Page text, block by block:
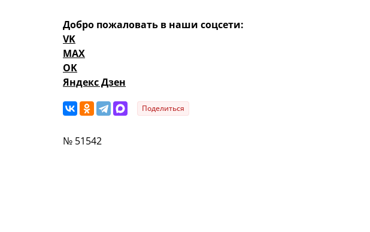
Добро пожаловать в наши соцсети:
VK
MAX
OK
Яндекс Дзен
Поделиться
№ 51542